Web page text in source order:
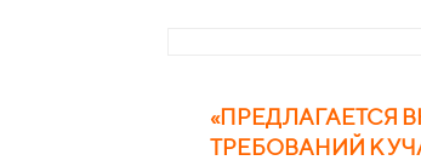
«ПРЕДЛАГАЕТСЯ
ТРЕБОВАНИЙ К